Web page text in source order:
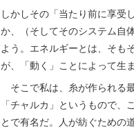
しかしその「当たり前に享受
か、（そしてそのシステム自
よう。エネルギーとは、そも
が、「動く」ことによって生
そこで私は、糸が作られる
「チャルカ」というもので
とで有名だ。人が紡ぐための